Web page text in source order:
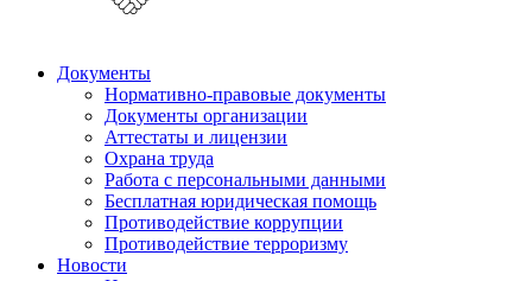
Документы
Нормативно-правовые документы
Документы организации
Аттестаты и лицензии
Охрана труда
Работа с персональными данными
Бесплатная юридическая помощь
Противодействие коррупции
Противодействие терроризму
Новости